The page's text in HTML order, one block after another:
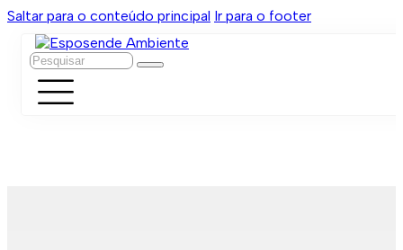
Saltar para o conteúdo principal Ir para o footer
Pesquisar